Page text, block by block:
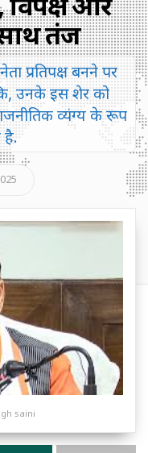
तंज
प्रतिपक्ष बनने पर
उनके इस शेर को
व्यंग्य के रूप
है.
saini